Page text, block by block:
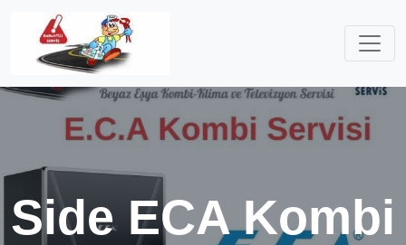
Side ECA Kombi